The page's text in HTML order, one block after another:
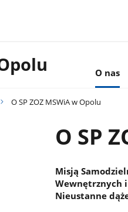
O nas
O SP ZOZ MSWiA w Opolu
O SP
Misją
Wewnętrznych
Nieustanne